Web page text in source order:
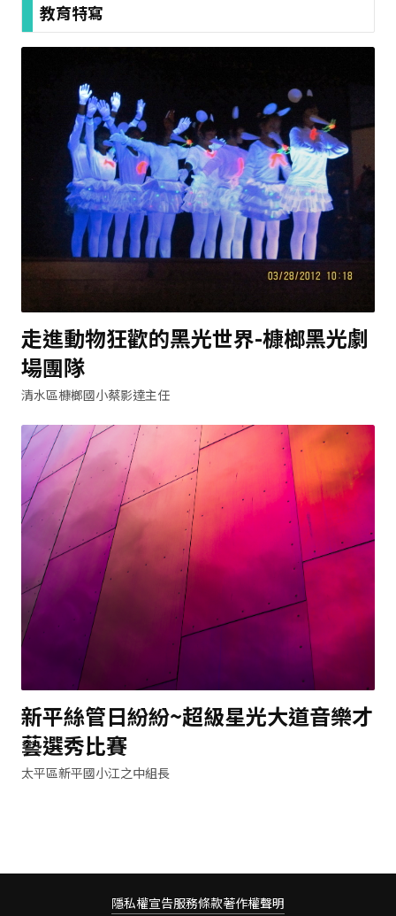
教育特寫
走進動物狂歡的黑光世界-槺榔黑光劇
場團隊
清水區槺榔國小蔡影達主任
新平絲管日紛紛~超級星光大道音樂才
藝選秀比賽
太平區新平國小江之中組長
隱私權宣告服務條款著作權聲明